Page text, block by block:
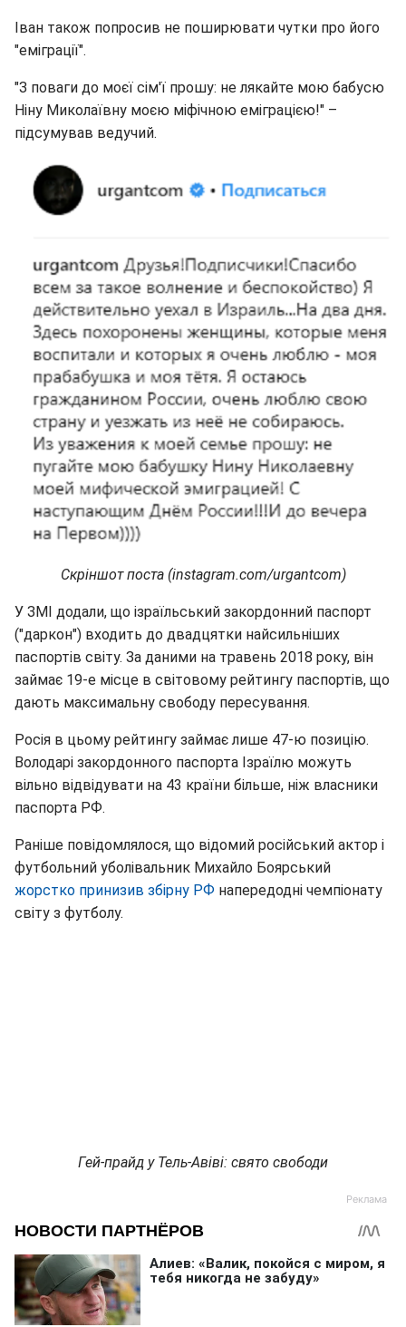
Іван також попросив не поширювати чутки про його
"еміграції".
"З поваги до моєї сім'ї прошу: не лякайте мою бабусю
Ніну Миколаївну моєю міфічною еміграцією!" –
підсумував ведучий.
Скріншот поста (instagram.com/urgantcom)
У ЗМІ додали, що ізраїльський закордонний паспорт
("даркон") входить до двадцятки найсильніших
паспортів світу. За даними на травень 2018 року, він
займає 19-е місце в світовому рейтингу паспортів, що
дають максимальну свободу пересування.
Росія в цьому рейтингу займає лише 47-ю позицію.
Володарі закордонного паспорта Ізраїлю можуть
вільно відвідувати на 43 країни більше, ніж власники
паспорта РФ.
Раніше повідомлялося, що відомий російський актор і
футбольний уболівальник Михайло Боярський
жорстко принизив збірну РФ напередодні чемпіонату
світу з футболу.
Гей-прайд у Тель-Авіві: свято свободи